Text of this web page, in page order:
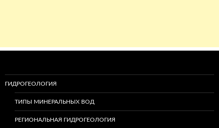
ГИДРОГЕОЛОГИЯ
ТИПЫ МИНЕРАЛЬНЫХ ВОД
РЕГИОНАЛЬНАЯ ГИДРОГЕОЛОГИЯ